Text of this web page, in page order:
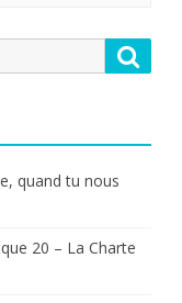
10
quand tu nous
20 – La Charte